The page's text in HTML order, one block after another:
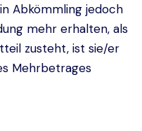
Abkömmling jedoch
mehr erhalten, als
zusteht, ist sie/er
Mehrbetrages